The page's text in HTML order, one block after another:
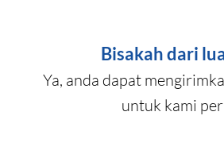
Bisakah dari
Ya, anda dapat
untuk kami